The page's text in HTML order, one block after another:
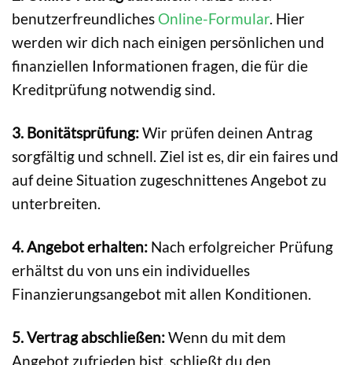
benutzerfreundliches Online-Formular. Hier
werden wir dich nach einigen persönlichen und
finanziellen Informationen fragen, die für die
Kreditprüfung notwendig sind.
3. Bonitätsprüfung:Wir prüfen deinen Antrag
sorgfältig und schnell. Ziel ist es, dir ein faires und
auf deine Situation zugeschnittenes Angebot zu
unterbreiten.
4. Angebot erhalten: Nach erfolgreicher Prüfung
erhältst du von uns ein individuelles
Finanzierungsangebot mit allen Konditionen.
5. Vertrag abschließen:Wenn du mit dem
Angebot zufrieden bist, schließt du den